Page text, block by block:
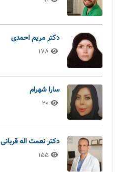
دکتر مریم احمدی
178
سارا شهرام
20
دکتر نعمت اله قربانی
155